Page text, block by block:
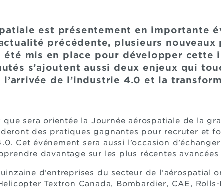
est présentement en importante
précédente, plusieurs nouveaux
mis en place pour développer cette
s’ajoutent aussi deux enjeux qui
de l’industrie 4.0 et la
que sera orientée la Journée aérospatiale de la
des pratiques gagnantes pour recruter et
Cet événement sera aussi l’occasion
davantage sur les plus récentes avancées
d’entreprises du secteur de l’aérospatial
Textron Canada, Bombardier, CAE, Rolls-